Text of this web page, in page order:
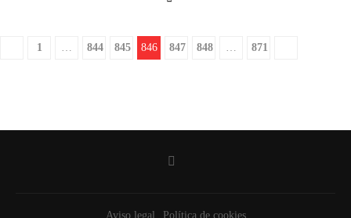
1 844 845 846 847 848 871
Aviso legal Política de cookies